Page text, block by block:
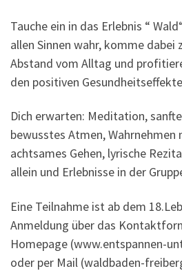
Tauche ein in das Erlebnis “
allen Sinnen wahr, komme dabei
Abstand vom Alltag und
den positiven
Dich erwarten: Meditation,
bewusstes Atmen, Wahrnehmen
achtsames Gehen, lyrische
allein und Erlebnisse in der
Eine Teilnahme ist ab dem
Anmeldung über das
Homepage (www.entspannen-
oder per Mail (waldbaden-